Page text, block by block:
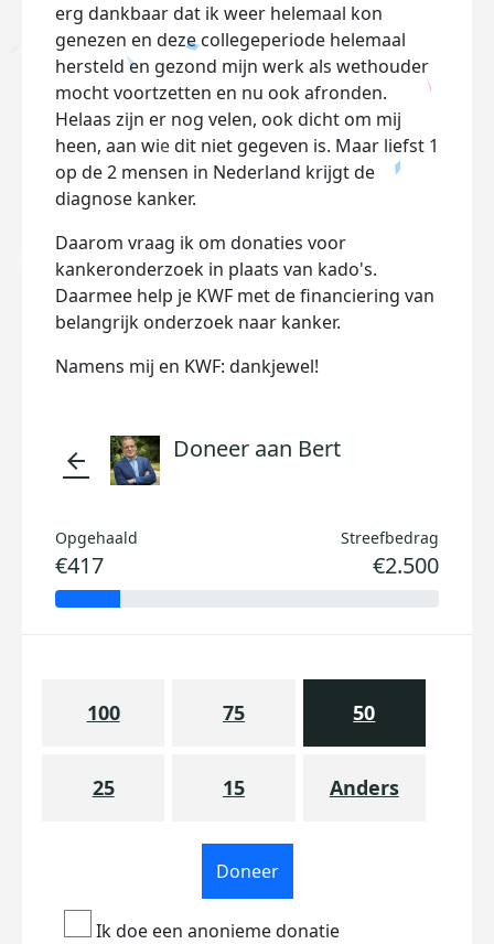
erg dankbaar dat ik weer helemaal kon
genezen en deze collegeperiode helemaal
hersteld en gezond mijn werk als wethouder
mocht voortzetten en nu ook afronden.
Helaas zijn er nog velen, ook dicht om mij
heen, aan wie dit niet gegeven is. Maar liefst 1
op de 2 mensen in Nederland krijgt de
diagnose kanker.
Daarom vraag ik om donaties voor
kankeronderzoek in plaats van kado's.
Daarmee help je KWF met de financiering van
belangrijk onderzoek naar kanker.
Namens mij en KWF: dankjewel!
arrow_back Doneer aan Bert
Opgehaald
€417
Streefbedrag
€2.500
100 75 50
25 15 Anders
Doneer
Ik doe een anonieme donatie